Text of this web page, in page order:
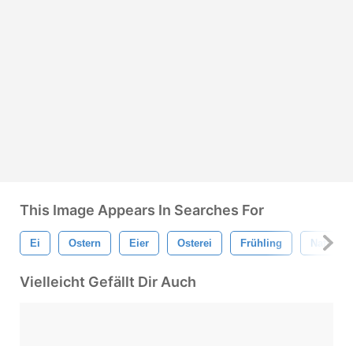
This Image Appears In Searches For
Ei Ostern Eier Osterei Frühling Natur
Vielleicht Gefällt Dir Auch